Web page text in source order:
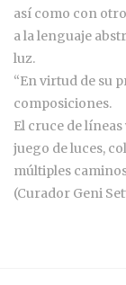
así como con
a la lenguaje
luz.
“En virtud de su
composiciones.
El cruce de
juego de luces,
múltiples
(Curador Geni